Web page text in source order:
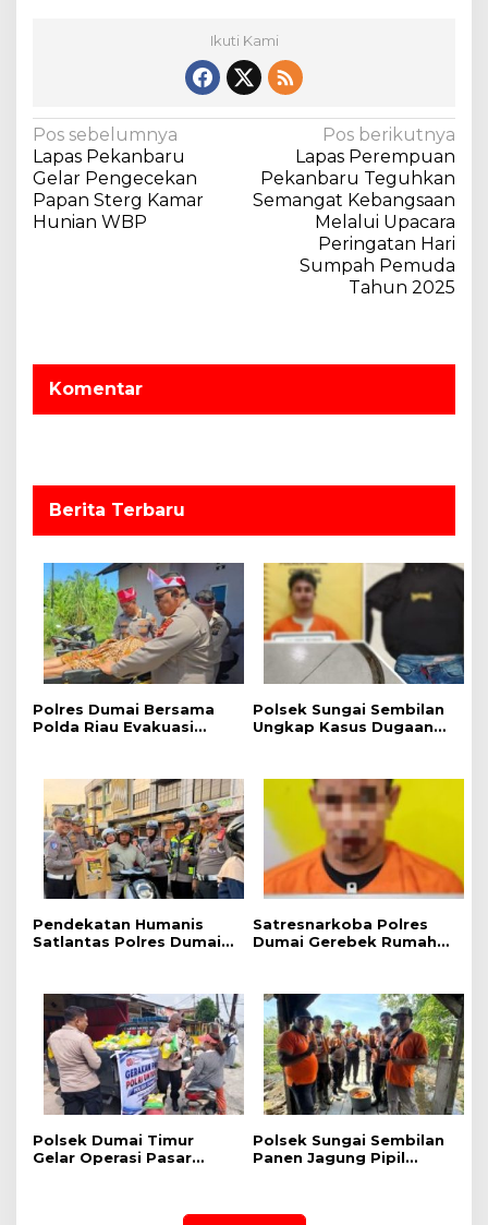
Ikuti Kami
N
a
v
i
p
o
Pos sebelumnya
Lapas Pekanbaru
Gelar Pengecekan
Papan Sterg Kamar
Hunian WBP
Pos berikutnya
Lapas Perempuan
Pekanbaru Teguhkan
Semangat Kebangsaan
Melalui Upacara
Peringatan Hari
Sumpah Pemuda
Tahun 2025
Komentar
Berita Terbaru
Polres Dumai Bersama
Polda Riau Evakuasi
Ekspedisi Merah Putih
Presisi
Polsek Sungai Sembilan
Ungkap Kasus Dugaan
Berhasil Diamankan
Pendekatan Humanis
Satlantas Polres Dumai,
Edukasi Langsung di
Tengah Masyarakat
Satresnarkoba Polres
Dumai Gerebek Rumah
Shabu dan Alat
Transaksi Diamankan
Polsek Dumai Timur
Gelar Operasi Pasar
Polsek Sungai Sembilan
Panen Jagung Pipil